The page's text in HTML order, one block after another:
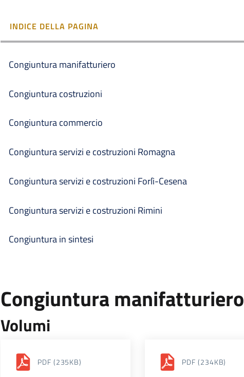
INDICE DELLA PAGINA
Congiuntura manifatturiero
Congiuntura costruzioni
Congiuntura commercio
Congiuntura servizi e costruzioni Romagna
Congiuntura servizi e costruzioni Forlì-Cesena
Congiuntura servizi e costruzioni Rimini
Congiuntura in sintesi
Congiuntura manifatturiero
Volumi
PDF (235KB) PDF (234KB)